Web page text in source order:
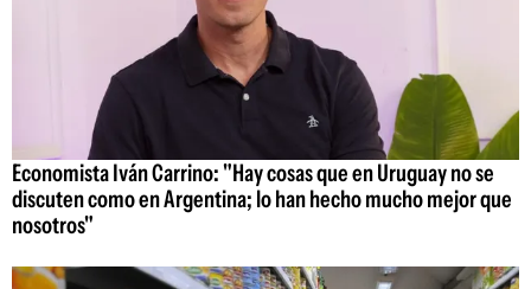
Economista Iván Carrino: "Hay cosas que en Uruguay no se
discuten como en Argentina; lo han hecho mucho mejor que
nosotros"